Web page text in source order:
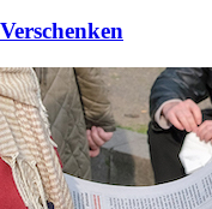
Verschenken